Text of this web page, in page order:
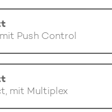
Push Control
mit Multiplex